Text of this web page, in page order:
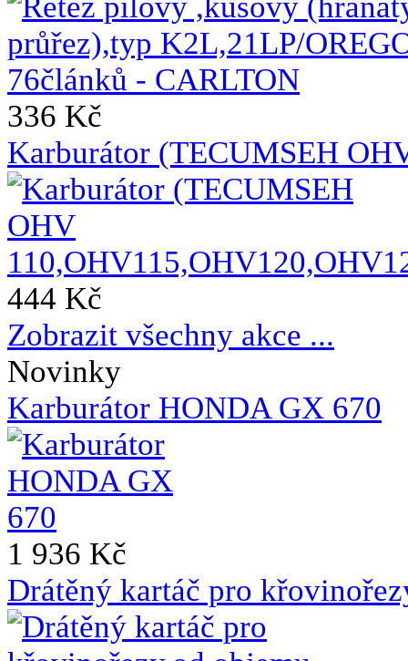
336 Kč
Karburátor (TECUMSEH
444 Kč
Zobrazit všechny akce ...
Novinky
Karburátor HONDA GX 670
1 936 Kč
Drátěný kartáč pro